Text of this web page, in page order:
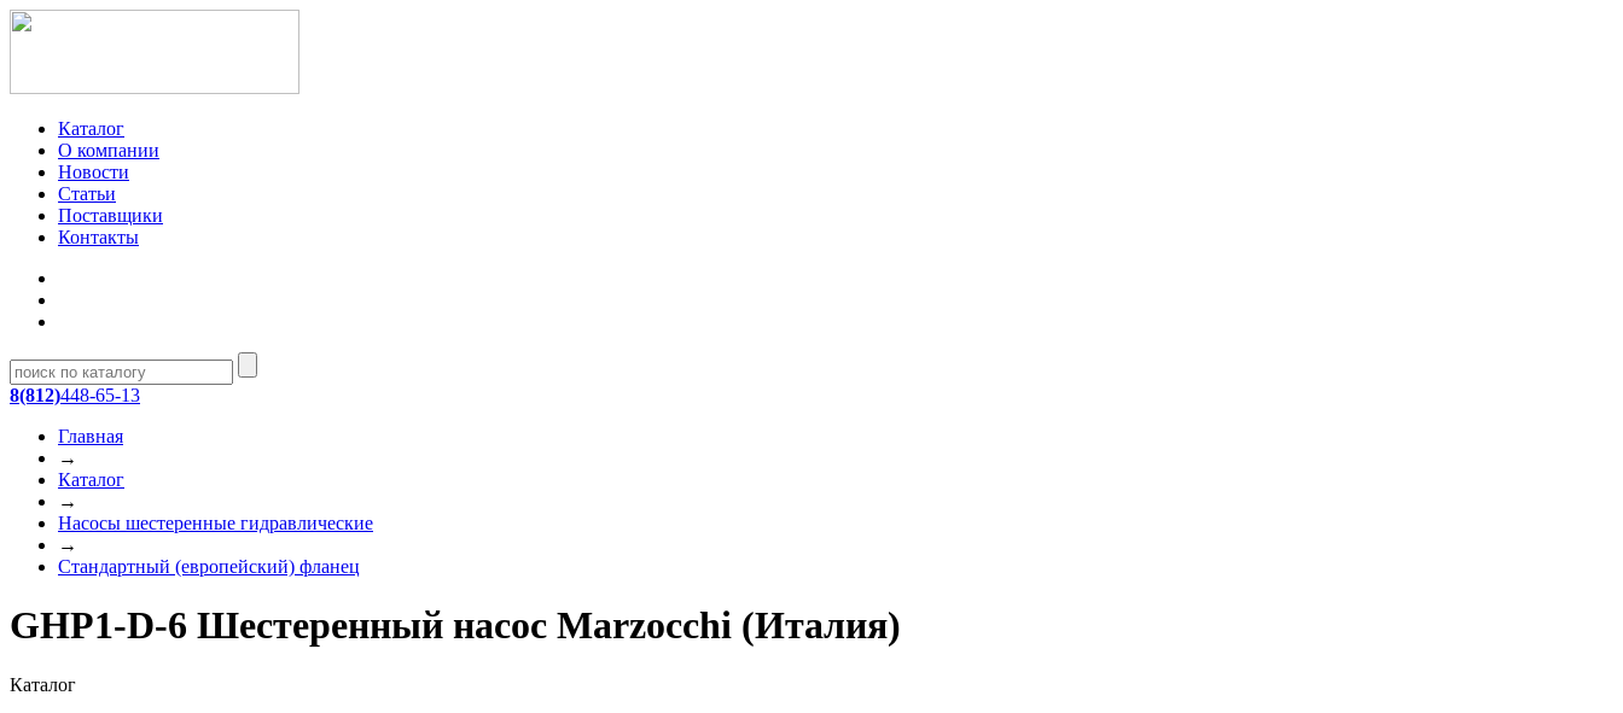
Каталог
О компании
Новости
Статьи
Поставщики
Контакты
8(812)448-65-13
Главная
→
Каталог
→
Насосы шестеренные гидравлические
→
Стандартный (европейский) фланец
GHP1-D-6 Шестеренный насос Marzocchi (Италия)
Каталог